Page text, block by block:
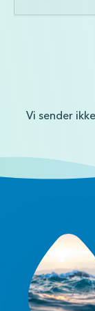
Vi sender